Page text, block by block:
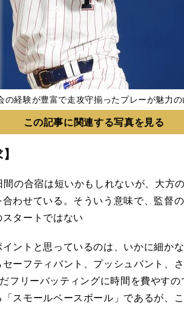
の経験が豊富で走攻守揃ったプレーが魅力の
この記事に関連する写真を見る
の合宿は短いかもしれないが、大方
わせている。そういう意味で、監督
タートではない
ントと思っているのは、いかに細か
ーフティバント、プッシュバント、
フリーバッティングに時間を費やす
スモールベースボール」であるが、